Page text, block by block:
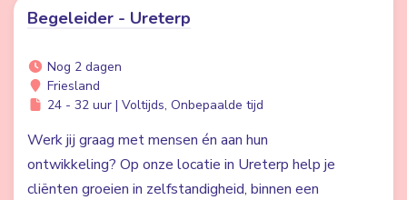
Begeleider - Ureterp
Nog 2 dagen
Friesland
24 - 32 uur | Voltijds, Onbepaalde tijd
Werk jij graag met mensen én aan hun
ontwikkeling? Op onze locatie in Ureterp help je
cliënten groeien in zelfstandigheid, binnen een